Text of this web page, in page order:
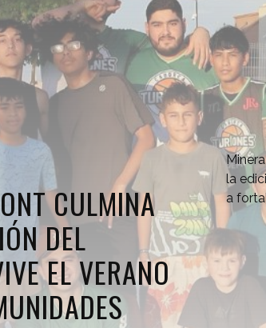
CULMINA
DEL
EL VERANO
la
a